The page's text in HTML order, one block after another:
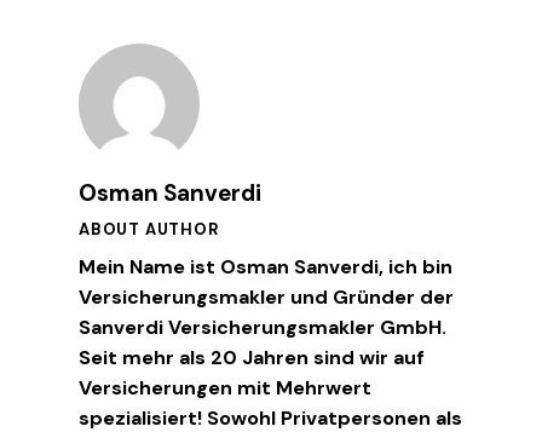
Osman Sanverdi
ABOUT AUTHOR
Mein Name ist Osman Sanverdi, ich bin
Versicherungsmakler und Gründer der
Sanverdi Versicherungsmakler GmbH.
Seit mehr als 20 Jahren sind wir auf
Versicherungen mit Mehrwert
spezialisiert! Sowohl Privatpersonen als